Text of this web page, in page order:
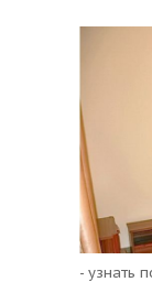
- узнать